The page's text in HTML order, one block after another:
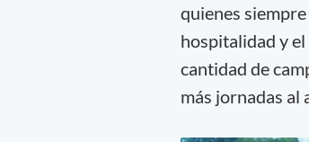
quienes
hospitalidad y
cantidad de
más jornadas al